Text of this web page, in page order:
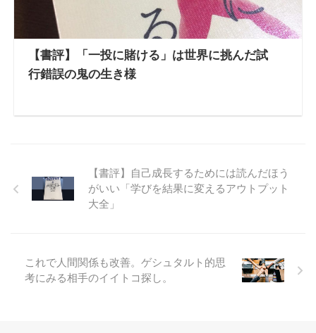
【書評】「一投に賭ける」は世界に挑んだ試
行錯誤の鬼の生き様
【書評】自己成長するためには読んだほう
がいい「学びを結果に変えるアウトプット
大全」
これで人間関係も改善。ゲシュタルト的思
考にみる相手のイイトコ探し。